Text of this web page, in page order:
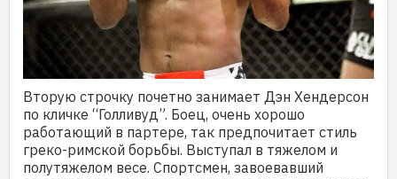
Вторую строчку почетно занимает Дэн Хендерсон
по кличке “Голливуд”. Боец, очень хорошо
работающий в партере, так предпочитает стиль
греко-римской борьбы. Выступал в тяжелом и
полутяжелом весе. Спортсмен, завоевавший